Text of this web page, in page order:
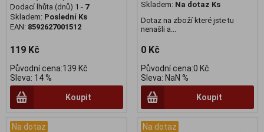
Dodací lhůta (dnů) 1 - 7
Skladem: Poslední Ks
EAN: 8592627001512
119 Kč
Původní cena:139 Kč
Sleva: 14 %
Koupit
Skladem: Na dotaz Ks
Dotaz na zboží které jste tu
nenašli a...
0 Kč
Původní cena:0 Kč
Sleva: NaN %
Koupit
Na dotaz Na dotaz